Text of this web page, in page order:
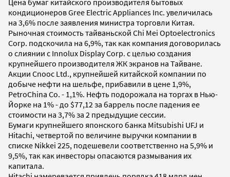
кондиционеров Gree Electric Appliances Inc. увеличилась
на 3,6% после заявления министра торговли Китая.
Рыночная стоимость тайваньской Chi Mei Optoelectronics
Corp. подскочила на 6,9%, так как компания договорилась
о слиянии с Innolux Display Corp. с целью создания
крупнейшего производителя ЖК экранов на Тайване.
Акции Cnooc Ltd., крупнейшей китайской компании по
добыче нефти на шельфе, прибавили в цене 1,9%,
PetroChina Co. - 1,1%. Нефть подорожала на торгах в Нью-
Йорке на 1% - до $77,12 за баррель после падения ее
стоимости на 3,7% за 2 предыдущие сессии.
Бумаги крупнейшего японского банка Mitsubishi UFJ и
Hitachi, четвертой по величине выручки компании в
списке Nikkei 225, подешевели соответственно на 5,9% и
9,5%, так как инвесторы опасаются размывания их
капитала.